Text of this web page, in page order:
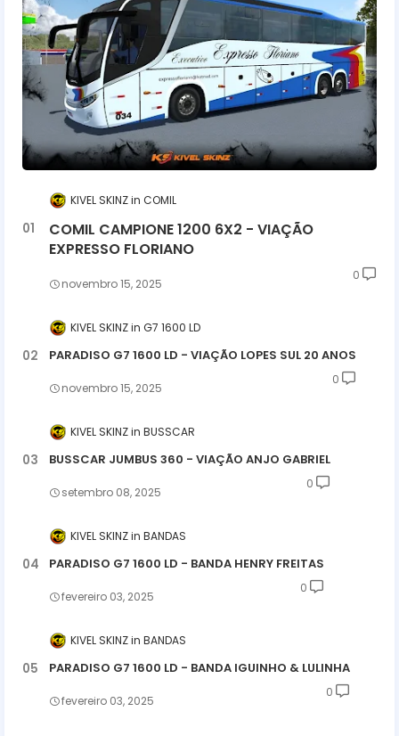
KIVEL SKINZ COMIL
COMIL CAMPIONE 1200 6X2 - VIAÇÃO
EXPRESSO FLORIANO
novembro 15, 2025
0
KIVEL SKINZ G7 1600 LD
PARADISO G7 1600 LD - VIAÇÃO LOPES SUL 20 ANOS
novembro 15, 2025
0
KIVEL SKINZ BUSSCAR
BUSSCAR JUMBUS 360 - VIAÇÃO ANJO GABRIEL
setembro 08, 2025
0
KIVEL SKINZ BANDAS
PARADISO G7 1600 LD - BANDA HENRY FREITAS
fevereiro 03, 2025
0
KIVEL SKINZ BANDAS
PARADISO G7 1600 LD - BANDA IGUINHO & LULINHA
fevereiro 03, 2025
0